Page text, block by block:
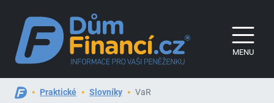
MENU
Praktické Slovníky VaR